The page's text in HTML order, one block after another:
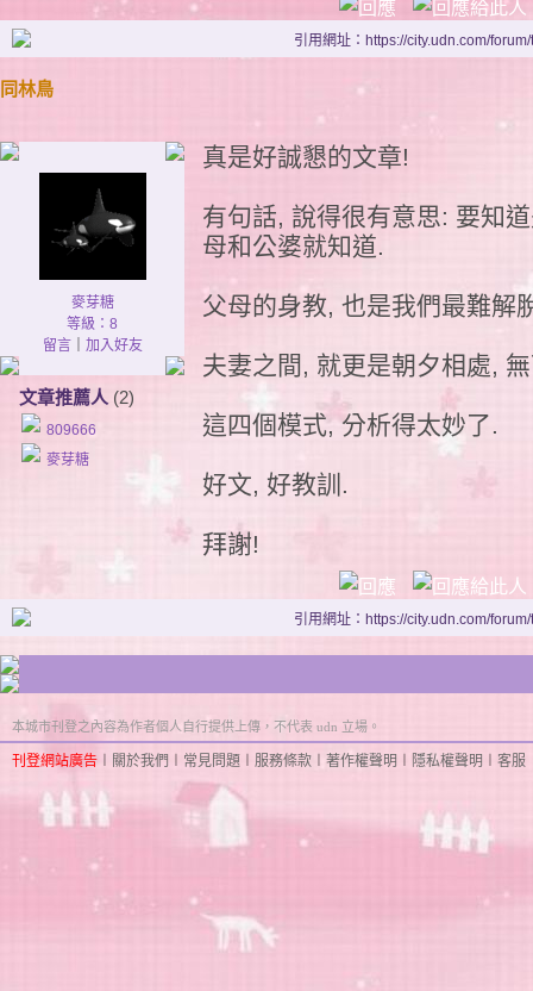
引用網址：https://city.udn.com/
同林鳥
麥芽糖
等級：8
留言｜ 加入好友
文章推薦人 (2)
809666
麥芽糖
真是好誠懇的文章!
有句話, 說得很有意思: 要知
母和公婆就知道.
父母的身教, 也是我們最難解
夫妻之間, 就更是朝夕相處,
這四個模式, 分析得太妙了.
好文, 好教訓.
拜謝!
引用網址：https://city.udn.com/
本城市刊登之內容為作者個人自行提供上傳，不代表 udn 立場。
刊登網站廣告 關於我們 常見問題 服務條款 著作權聲明 隱私權聲明 客服